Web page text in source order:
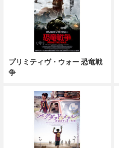
プリミティヴ・ウォー 恐竜戦
争